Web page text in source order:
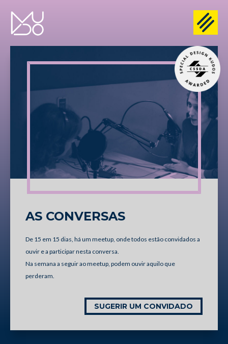
AS CONVERSAS
De 15 em 15 dias, há um meetup, onde todos estão convidados a
ouvir e a participar nesta conversa.
Na semana a seguir ao meetup, podem ouvir aquilo que
perderam.
SUGERIR UM CONVIDADO